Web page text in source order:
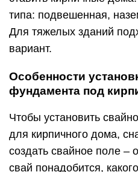
типа: подвешенная,
Для тяжелых зданий
вариант.
Особенности
фундамента под
Чтобы установить
для кирпичного дома,
создать свайное поле –
свай понадобится,